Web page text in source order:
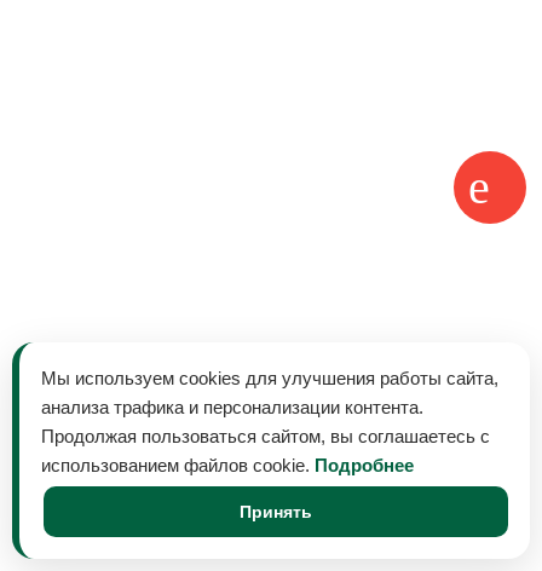
Мы используем cookies для улучшения работы сайта,
анализа трафика и персонализации контента.
Продолжая пользоваться сайтом, вы соглашаетесь с
использованием файлов cookie. Подробнее
Принять